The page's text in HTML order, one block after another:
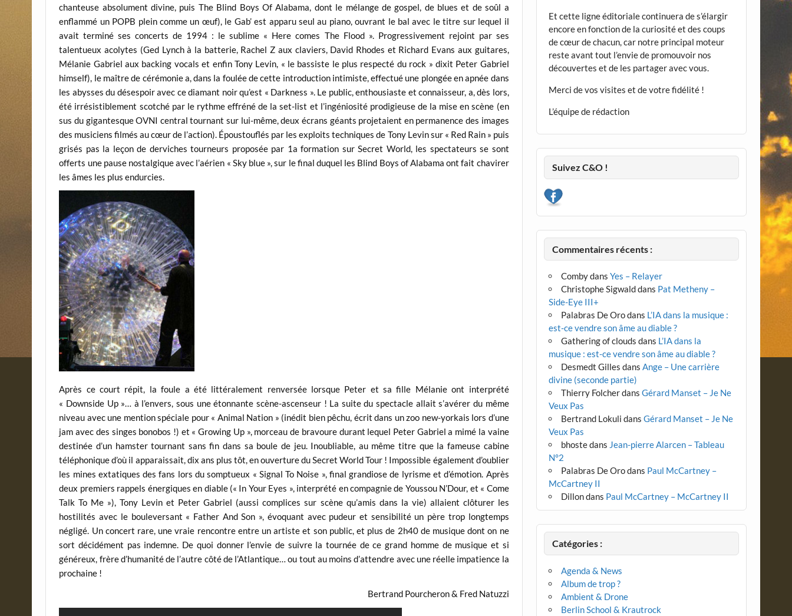
chanteuse absolument divine, puis The Blind Boys Of Alabama, dont le mélange de gospel, de blues et de soûl a
enflammé un POPB plein comme un œuf), le Gab’ est apparu seul au piano, ouvrant le bal avec le titre sur lequel il
avait terminé ses concerts de 1994 : le sublime « Here comes The Flood ». Progressivement rejoint par ses
talentueux acolytes (Ged Lynch à la batterie, Rachel Z aux claviers, David Rhodes et Richard Evans aux guitares,
Mélanie Gabriel aux backing vocals et enfin Tony Levin, « le bassiste le plus respecté du rock » dixit Peter Gabriel
himself), le maître de cérémonie a, dans la foulée de cette introduction intimiste, effectué une plongée en apnée dans
les abysses du désespoir avec ce diamant noir qu’est « Darkness ». Le public, enthousiaste et connaisseur, a, dès lors,
été irrésistiblement scotché par le rythme effréné de la set-list et l’ingéniosité prodigieuse de la mise en scène (en
sus du gigantesque OVNI central tournant sur lui-même, deux écrans géants projetaient en permanence des images
des musiciens filmés au cœur de l’action). Époustouflés par les exploits techniques de Tony Levin sur « Red Rain » puis
grisés pas la leçon de derviches tourneurs proposée par 1a formation sur Secret World, les spectateurs se sont
offerts une pause nostalgique avec l’aérien « Sky blue », sur le final duquel les Blind Boys of Alabama ont fait chavirer
les âmes les plus endurcies.
Après ce court répit, la foule a été littéralement renversée lorsque Peter et sa fille Mélanie ont interprété
« Downside Up »… à l’envers, sous une étonnante scène-ascenseur ! La suite du spectacle allait s’avérer du même
niveau avec une mention spéciale pour « Animal Nation » (inédit bien pêchu, écrit dans un zoo new-yorkais lors d’une
jam avec des singes bonobos !) et « Growing Up », morceau de bravoure durant lequel Peter Gabriel a mimé la vaine
destinée d’un hamster tournant sans fin dans sa boule de jeu. Inoubliable, au même titre que la fameuse cabine
téléphonique d’où il apparaissait, dix ans plus tôt, en ouverture du Secret World Tour ! Impossible également d’oublier
les mines extatiques des fans lors du somptueux « Signal To Noise », final grandiose de lyrisme et d’émotion. Après
deux premiers rappels énergiques en diable (« In Your Eyes », interprété en compagnie de Youssou N’Dour, et « Come
Talk To Me »), Tony Levin et Peter Gabriel (aussi complices sur scène qu’amis dans la vie) allaient clôturer les
hostilités avec le bouleversant « Father And Son », évoquant avec pudeur et sensibilité un père trop longtemps
négligé. Un concert rare, une vraie rencontre entre un artiste et son public, et plus de 2h40 de musique dont on ne
sort décidément pas indemne. De quoi donner l’envie de suivre la tournée de ce grand homme de musique et si
généreux, frère d’humanité de l’autre côté de l’Atlantique… ou tout au moins d’attendre avec une réelle impatience la
prochaine !
Bertrand Pourcheron & Fred Natuzzi
Et cette ligne éditoriale continuera de s’élargir
encore en fonction de la curiosité et des coups
de cœur de chacun, car notre principal moteur
reste avant tout l’envie de promouvoir nos
découvertes et de les partager avec vous.
Merci de vos visites et de votre fidélité !
L’équipe de rédaction
Suivez C&O !
Commentaires récents :
CombydansYes – Relayer
Christophe Sigwalddans Pat Metheny –
Side-Eye III+
Palabras De Orodans L’IA dans la musique :
est-ce vendre son âme au diable ?
Gathering of clouds dans L’IA dans la
musique : est-ce vendre son âme au diable ?
Desmedt Gilles dansAnge – Une carrière
divine (seconde partie)
Thierry FolcherdansGérard Manset – Je Ne
Veux Pas
Bertrand Lokuli dansGérard Manset – Je Ne
Veux Pas
bhostedans Jean-pierre Alarcen – Tableau
N°2
Palabras De Orodans Paul McCartney –
McCartney II
Dillondans Paul McCartney – McCartney II
Catégories :
Agenda & News
Album de trop ?
Ambient & Drone
Berlin School & Krautrock